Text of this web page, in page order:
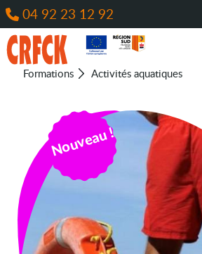
04 92 23 12 92
Formations Activités aquatiques
Nouveau !